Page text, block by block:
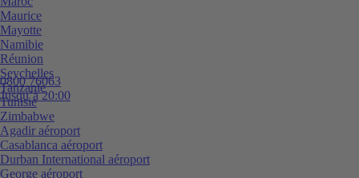
0800 76063
Jusqu’à 20:00
Maurice
Mayotte
Namibie
Réunion
Seychelles
Tanzanie
Tunisie
Zimbabwe
Agadir aéroport
Casablanca aéroport
Durban International aéroport
George aéroport